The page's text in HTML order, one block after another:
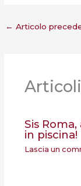
← Articolo
Sis
in piscina!
Lascia un